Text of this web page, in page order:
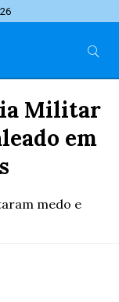
Militar
em
medo e